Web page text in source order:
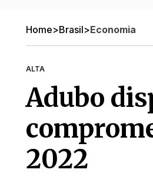
Home>Brasil>Economia
ALTA
Adubo
2022